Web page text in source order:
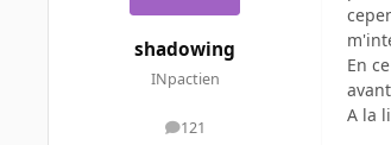
shadowing
INpactien
121
messages
En
A la